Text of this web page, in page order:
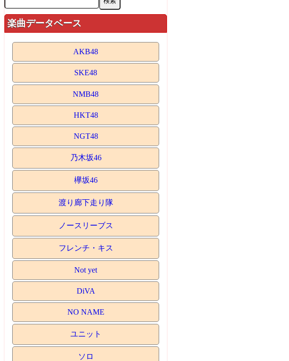
楽曲データベース
AKB48
SKE48
NMB48
HKT48
NGT48
乃木坂46
欅坂46
渡り廊下走り隊
ノースリーブス
フレンチ・キス
Not yet
DiVA
NO NAME
ユニット
ソロ